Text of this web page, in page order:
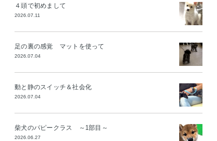
４頭で初めまして
2026.07.11
足の裏の感覚 マットを使って
2026.07.04
動と静のスイッチ＆社会化
2026.07.04
柴犬のパピークラス ～1部目～
2026.06.27